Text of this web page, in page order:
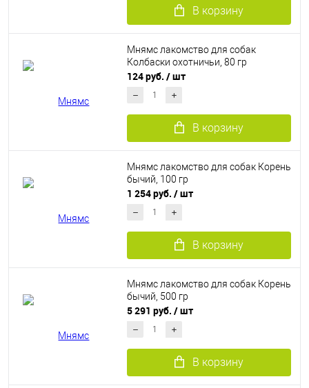
В корзину
Мнямс лакомство для собак
Колбаски охотничьи, 80 гр
124 руб. / шт
В корзину
Мнямс лакомство для собак Корень
бычий, 100 гр
1 254 руб. / шт
В корзину
Мнямс лакомство для собак Корень
бычий, 500 гр
5 291 руб. / шт
В корзину